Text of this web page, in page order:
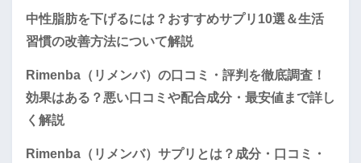
中性脂肪を下げるには？おすすめサプリ10選＆生活
習慣の改善方法について解説
Rimenba（リメンバ）の口コミ・評判を徹底調査！
効果はある？悪い口コミや配合成分・最安値まで詳し
く解説
Rimenba（リメンバ）サプリとは？成分・口コミ・